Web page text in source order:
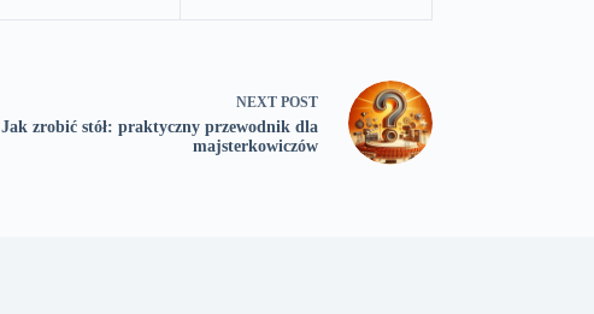
NEXT POST
Jak zrobić stół: praktyczny przewodnik dla
majsterkowiczów